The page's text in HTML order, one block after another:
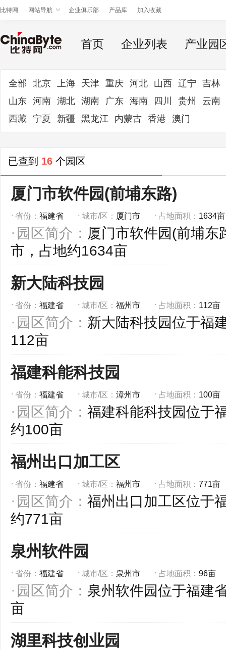
比特网 网站导航 企业俱乐部 产品库 加入收藏
首页 企业列表 产业园
全部 北京 上海 天津 重庆 河北 山西 辽宁
吉林
山东 河南 湖北 湖南 广东 海南 四川 贵州
云南
西藏 宁夏 新疆 黑龙江 内蒙古 香港 澳门
已查到 16 个园区
厦门市软件园(前埔东路)
省份： 福建省 城市/区： 厦门市 占地面积： 1634亩
园区简介： 厦门市软件园(前埔东
市，占地约1634亩
新大陆科技园
省份： 福建省 城市/区： 福州市 占地面积： 112亩
园区简介： 新大陆科技园位于福
112亩
福建科能科技园
省份： 福建省 城市/区： 漳州市 占地面积： 100亩
园区简介： 福建科能科技园位于
约100亩
福州出口加工区
省份： 福建省 城市/区： 福州市 占地面积： 771亩
园区简介： 福州出口加工区位于
约771亩
泉州软件园
省份： 福建省 城市/区： 泉州市 占地面积： 96亩
园区简介： 泉州软件园位于福建
亩
湖里科技创业园